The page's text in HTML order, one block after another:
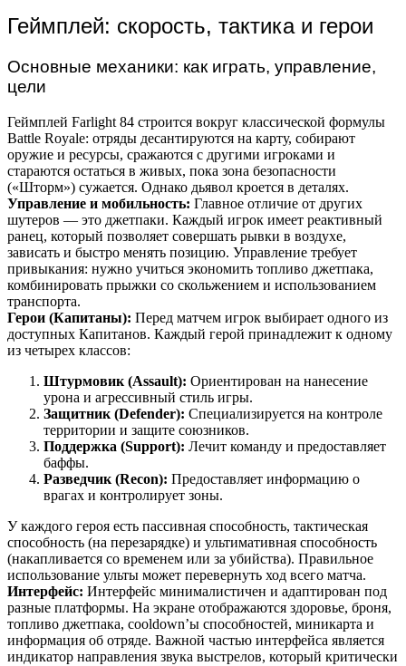
Геймплей: скорость, тактика и герои
Основные механики: как играть, управление,
цели
Геймплей Farlight 84 строится вокруг классической формулы
Battle Royale: отряды десантируются на карту, собирают
оружие и ресурсы, сражаются с другими игроками и
стараются остаться в живых, пока зона безопасности
(«Шторм») сужается. Однако дьявол кроется в деталях.
Управление и мобильность: Главное отличие от других
шутеров — это джетпаки. Каждый игрок имеет реактивный
ранец, который позволяет совершать рывки в воздухе,
зависать и быстро менять позицию. Управление требует
привыкания: нужно учиться экономить топливо джетпака,
комбинировать прыжки со скольжением и использованием
транспорта.
Герои (Капитаны): Перед матчем игрок выбирает одного из
доступных Капитанов. Каждый герой принадлежит к одному
из четырех классов:
Штурмовик (Assault): Ориентирован на нанесение
урона и агрессивный стиль игры.
Защитник (Defender): Специализируется на контроле
территории и защите союзников.
Поддержка (Support): Лечит команду и предоставляет
баффы.
Разведчик (Recon): Предоставляет информацию о
врагах и контролирует зоны.
У каждого героя есть пассивная способность, тактическая
способность (на перезарядке) и ультимативная способность
(накапливается со временем или за убийства). Правильное
использование ульты может перевернуть ход всего матча.
Интерфейс: Интерфейс минималистичен и адаптирован под
разные платформы. На экране отображаются здоровье, броня,
топливо джетпака, cooldown’ы способностей, миникарта и
информация об отряде. Важной частью интерфейса является
индикатор направления звука выстрелов, который критически